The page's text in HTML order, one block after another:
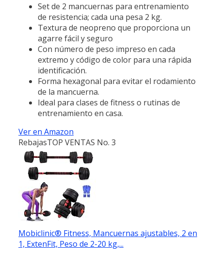
Set de 2 mancuernas para entrenamiento
de resistencia; cada una pesa 2 kg.
Textura de neopreno que proporciona un
agarre fácil y seguro
Con número de peso impreso en cada
extremo y código de color para una rápida
identificación.
Forma hexagonal para evitar el rodamiento
de la mancuerna.
Ideal para clases de fitness o rutinas de
entrenamiento en casa.
Ver en Amazon
RebajasTOP VENTAS No. 3
Mobiclinic® Fitness, Mancuernas ajustables, 2 en
1, ExtenFit, Peso de 2-20 kg,...